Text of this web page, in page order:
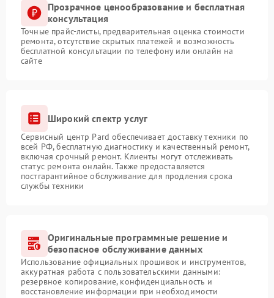
Прозрачное ценообразование и бесплатная
консультация
Точные прайс-листы, предварительная оценка стоимости
ремонта, отсутствие скрытых платежей и возможность
бесплатной консультации по телефону или онлайн на
сайте
Широкий спектр услуг
Сервисный центр Pard обеспечивает доставку техники по
всей РФ, бесплатную диагностику и качественный ремонт,
включая срочный ремонт. Клиенты могут отслеживать
статус ремонта онлайн. Также предоставляется
постгарантийное обслуживание для продления срока
службы техники
Оригинальные программные решение и
безопасное обслуживание данных
Использование официальных прошивок и инструментов,
аккуратная работа с пользовательскими данными:
резервное копирование, конфиденциальность и
восстановление информации при необходимости